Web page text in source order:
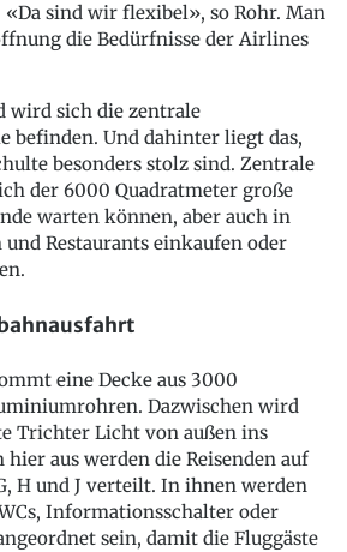
sind wir flexibel», so Rohr. Man
die Bedürfnisse der Airlines
wird sich die zentrale
befinden. Und dahinter liegt das,
besonders stolz sind. Zentrale
der 6000 Quadratmeter große
warten können, aber auch in
und Restaurants einkaufen oder
eine Decke aus 3000
Dazwischen wird
Trichter Licht von außen ins
aus werden die Reisenden auf
H und J verteilt. In ihnen werden
Informationsschalter oder
sein, damit die Fluggäste